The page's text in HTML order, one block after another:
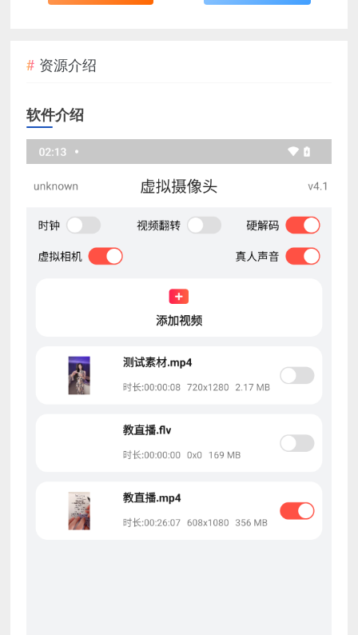
资源介绍
软件介绍